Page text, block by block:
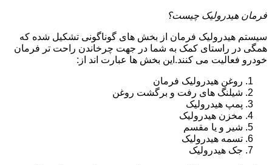
فرمان هیدرولیک چیست؟
سیستم هیدرولیک فرمان از بخش های گوناگونی تشکیل شده که
همگی در راستای کمک به شما در جهت چرخاندن راحت تر فرمان
خودرو فعالیت می کنند.این بخش ها عبارت اند از:
روغن هیدرولیک فرمان
شیلنگ های رفت و برگشت روغن
پمپ هیدرولیک
مخزن هیدرولیک
شیر و یا مقسم
تسمه هیدرولیک
جک هیدرولیک